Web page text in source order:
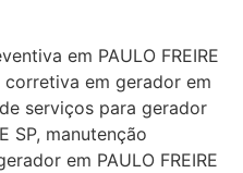
em PAULO FREIRE
em gerador em
serviços para gerador
SP, manutenção
em PAULO FREIRE